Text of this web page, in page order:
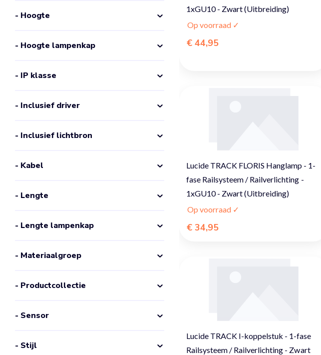
- Hoogte
- Hoogte lampenkap
- IP klasse
- Inclusief driver
- Inclusief lichtbron
- Kabel
- Lengte
- Lengte lampenkap
- Materiaalgroep
- Productcollectie
- Sensor
- Stijl
1xGU10 - Zwart (Uitbreiding)
Op voorraad ✓
€ 44,95
Lucide TRACK FLORIS Hanglamp - 1-
fase Railsysteem / Railverlichting -
1xGU10 - Zwart (Uitbreiding)
Op voorraad ✓
€ 34,95
Lucide TRACK I-koppelstuk - 1-fase
Railsysteem / Railverlichting - Zwart